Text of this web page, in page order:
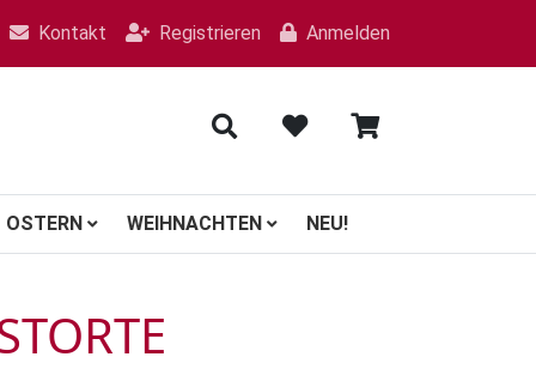
Kontakt Registrieren Anmelden
OSTERN WEIHNACHTEN NEU!